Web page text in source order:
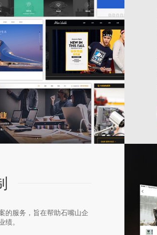
的服务，旨在帮助石嘴山企
绩。